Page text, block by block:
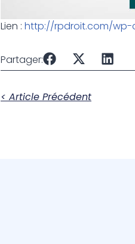
Lien : http://rpdroit.com/wp-
Partager:
< Article Précédent